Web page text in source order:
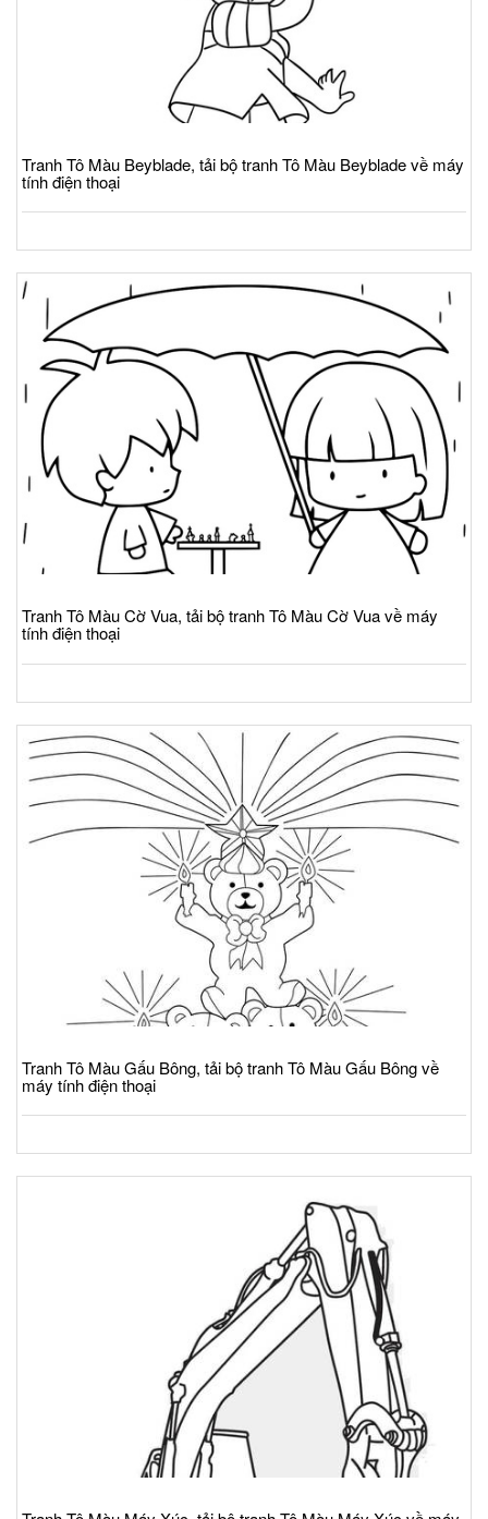
Tranh Tô Màu Beyblade, tải bộ tranh Tô Màu Beyblade về máy
tính điện thoại
Tranh Tô Màu Cờ Vua, tải bộ tranh Tô Màu Cờ Vua về máy
tính điện thoại
Tranh Tô Màu Gấu Bông, tải bộ tranh Tô Màu Gấu Bông về
máy tính điện thoại